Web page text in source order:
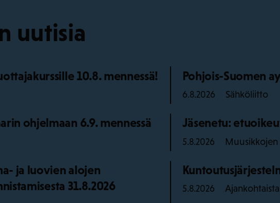
uutisia
10.8. mennessä! Pohjois-Suomen
6.8.2026 Sähköliitto
ohjelmaan 6.9. mennessä Jäsenetu:
5.8.2026
ja luovien alojen
31.8.2026
5.8.2026 Ajankohtaista